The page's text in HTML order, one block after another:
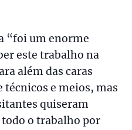
“foi um enorme
este trabalho na
além das caras
técnicos e meios, mas
quiseram
o trabalho por